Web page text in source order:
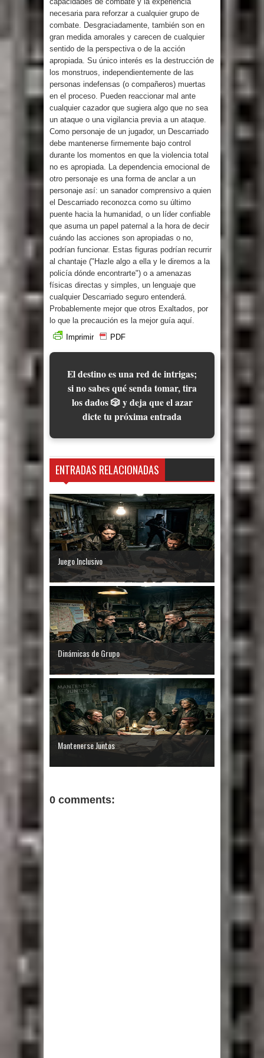
necesaria para reforzar a cualquier grupo de
combate. Desgraciadamente, también son en
gran medida amorales y carecen de cualquier
sentido de la perspectiva o de la acción
apropiada. Su único interés es la destrucción de
los monstruos, independientemente de las
personas indefensas (o compañeros) muertas
en el proceso. Pueden reaccionar mal ante
cualquier cazador que sugiera algo que no sea
un ataque o una vigilancia previa a un ataque.
Como personaje de un jugador, un Descarriado
debe mantenerse firmemente bajo control
durante los momentos en que la violencia total
no es apropiada. La dependencia emocional de
otro personaje es una forma de anclar a un
personaje así: un sanador comprensivo a quien
el Descarriado reconozca como su último
puente hacia la humanidad, o un líder confiable
que asuma un papel paternal a la hora de decir
cuándo las acciones son apropiadas o no,
podrían funcionar. Estas figuras podrían recurrir
al chantaje ("Hazle algo a ella y le diremos a la
policía dónde encontrarte") o a amenazas
físicas directas y simples, un lenguaje que
cualquier Descarriado seguro entenderá.
Probablemente mejor que otros Exaltados, por
lo que la precaución es la mejor guía aquí.
Imprimir
PDF
El destino es una red de intrigas;
si no sabes qué senda tomar, tira
los dados 🎲 y deja que el azar
dicte tu próxima entrada
ENTRADAS RELACIONADAS
Juego Inclusivo
Dinámicas de Grupo
Mantenerse Juntos
0 comments: